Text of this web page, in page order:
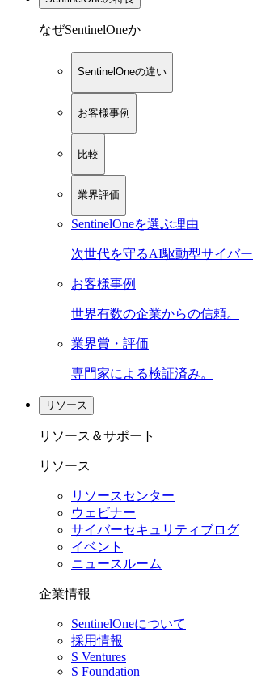
なぜSentinelOneか
SentinelOneの違い
お客様事例
比較
業界評価
SentinelOneを選ぶ理由
次世代を守るAI駆動型サイバー
お客様事例
世界有数の企業からの信頼。
業界賞・評価
専門家による検証済み。
リソース
リソース＆サポート
リソース
リソースセンター
ウェビナー
サイバーセキュリティブログ
イベント
ニュースルーム
企業情報
SentinelOneについて
採用情報
S Ventures
S Foundation